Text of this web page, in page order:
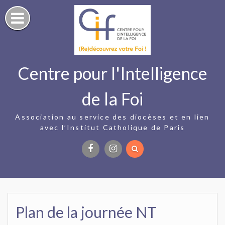
Skip
to
content
Centre pour l'Intelligence
de la Foi
Association au service des diocèses et en lien
avec l’Institut Catholique de Paris
Plan de la journée NT